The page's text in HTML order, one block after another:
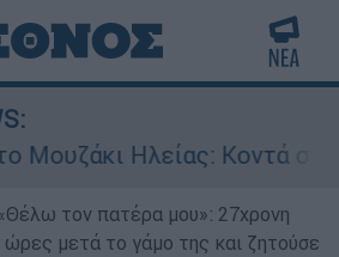
Ηλείας: Κοντά στην
τον πατέρα μου»: 27χρονη
μετά το γάμο της και ζητούσε